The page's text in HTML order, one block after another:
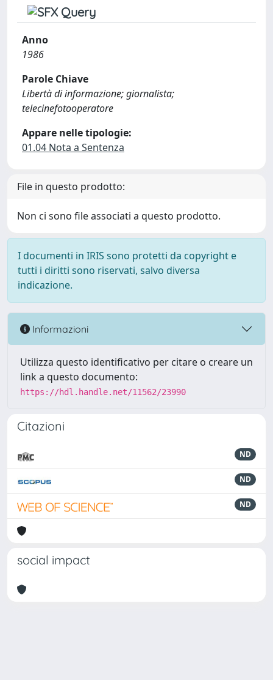
Anno
1986
Parole Chiave
Libertà di informazione; giornalista;
telecinefotooperatore
Appare nelle tipologie:
01.04 Nota a Sentenza
File in questo prodotto:
Non ci sono file associati a questo prodotto.
I documenti in IRIS sono protetti da copyright e
tutti i diritti sono riservati, salvo diversa
indicazione.
Informazioni
Utilizza questo identificativo per citare o creare un
link a questo documento:
https://hdl.handle.net/11562/23990
Citazioni
ND
ND
ND
social impact